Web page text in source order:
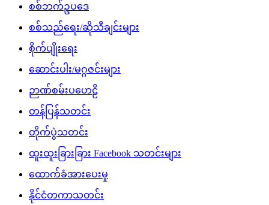
စစ်ဘက်ဥပဒေ
စစ်သည်ရေး/ဆိုသီချင်းများ
စိုက်ပျိုးရေး
ဆောင်းပါး/မဂ္ဂဇင်းများ
ဉာဏ်စမ်းပဟေဠိ
တန်ပြန်သတင်း
တိုက်ပွဲသတင်း
ထူးထူးခြားခြား Facebook သတင်းများ
ထောက်ခံအားပေးမှု
နိုင်ငံတကာသတင်း